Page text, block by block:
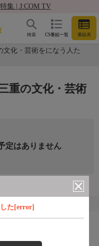
集 | J:COM TV
CS番組一覧 番組表
検索
文化・芸術をになう人た
た[error]
重の文化・芸術
定はありません